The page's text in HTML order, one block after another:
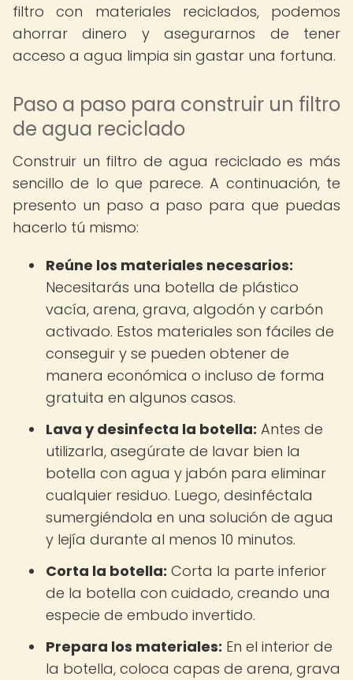
filtro con materiales reciclados, podemos
ahorrar dinero y asegurarnos de tener
acceso a agua limpia sin gastar una fortuna.
Paso a paso para construir un filtro
de agua reciclado
Construir un filtro de agua reciclado es más
sencillo de lo que parece. A continuación, te
presento un paso a paso para que puedas
hacerlo tú mismo:
Reúne los materiales necesarios:
Necesitarás una botella de plástico
vacía, arena, grava, algodón y carbón
activado. Estos materiales son fáciles de
conseguir y se pueden obtener de
manera económica o incluso de forma
gratuita en algunos casos.
Lava y desinfecta la botella: Antes de
utilizarla, asegúrate de lavar bien la
botella con agua y jabón para eliminar
cualquier residuo. Luego, desinféctala
sumergiéndola en una solución de agua
y lejía durante al menos 10 minutos.
Corta la botella: Corta la parte inferior
de la botella con cuidado, creando una
especie de embudo invertido.
Prepara los materiales: En el interior de
la botella, coloca capas de arena, grava